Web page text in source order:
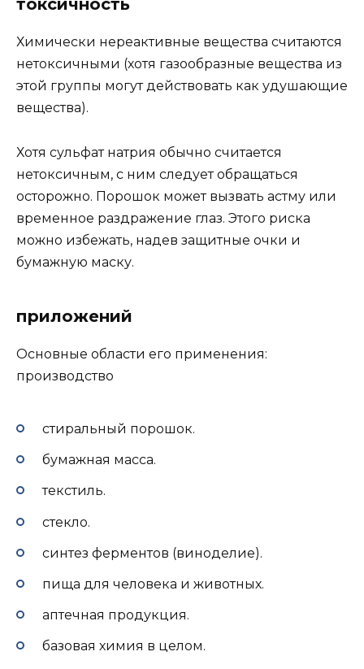
токсичность
Химически нереактивные вещества считаются
нетоксичными (хотя газообразные вещества из
этой группы могут действовать как удушающие
вещества).
Хотя сульфат натрия обычно считается
нетоксичным, с ним следует обращаться
осторожно. Порошок может вызвать астму или
временное раздражение глаз. Этого риска
можно избежать, надев защитные очки и
бумажную маску.
приложений
Основные области его применения:
производство
стиральный порошок.
бумажная масса.
текстиль.
стекло.
синтез ферментов (виноделие).
пища для человека и животных.
аптечная продукция.
базовая химия в целом.